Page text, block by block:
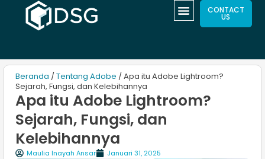
CONTACT
US
Beranda / Tentang Adobe / Apa itu Adobe Lightroom?
Sejarah, Fungsi, dan Kelebihannya
Apa itu Adobe Lightroom?
Sejarah, Fungsi, dan
Kelebihannya
Maulia Inayah Ansar Januari 31, 2025